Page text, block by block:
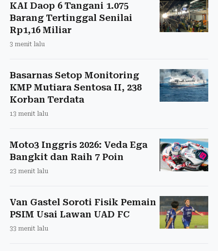
KAI Daop 6 Tangani 1.075
Barang Tertinggal Senilai
Rp1,16 Miliar
3 menit lalu
Basarnas Setop Monitoring
KMP Mutiara Sentosa II, 238
Korban Terdata
13 menit lalu
Moto3 Inggris 2026: Veda Ega
Bangkit dan Raih 7 Poin
23 menit lalu
Van Gastel Soroti Fisik Pemain
PSIM Usai Lawan UAD FC
33 menit lalu